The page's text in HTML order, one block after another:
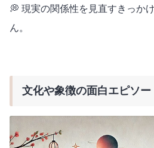
💭 現実の関係性を見直すきっか
ん。
文化や象徴の面白エピソー